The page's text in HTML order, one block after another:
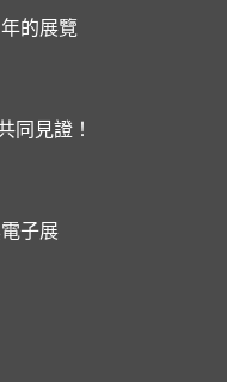
的展覽
同見證！
子展